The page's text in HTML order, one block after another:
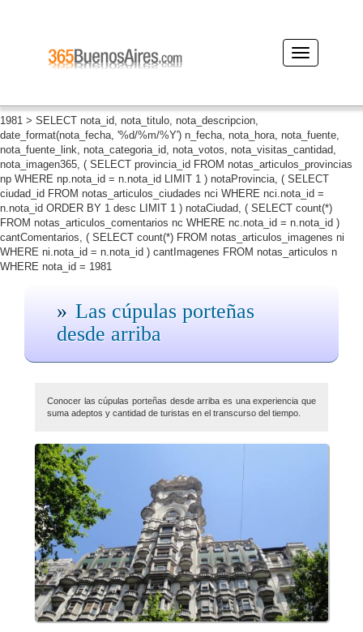
1981 > SELECT nota_id, nota_titulo, nota_descripcion,
date_format(nota_fecha, '%d/%m/%Y') n_fecha, nota_hora, nota_fuente,
nota_fuente_link, nota_categoria_id, nota_votos, nota_visitas_cantidad,
nota_imagen365, ( SELECT provincia_id FROM notas_articulos_provincias
np WHERE np.nota_id = n.nota_id LIMIT 1 ) notaProvincia, ( SELECT
ciudad_id FROM notas_articulos_ciudades nci WHERE nci.nota_id =
n.nota_id ORDER BY 1 desc LIMIT 1 ) notaCiudad, ( SELECT count(*)
FROM notas_articulos_comentarios nc WHERE nc.nota_id = n.nota_id )
cantComentarios, ( SELECT count(*) FROM notas_articulos_imagenes ni
WHERE ni.nota_id = n.nota_id ) cantImagenes FROM notas_articulos n
WHERE nota_id = 1981
Desplegar
navegación
Las cúpulas porteñas
desde arriba
Conocer las cúpulas porteñas desde arriba es una experiencia que
suma adeptos y cantidad de turistas en el transcurso del tiempo.